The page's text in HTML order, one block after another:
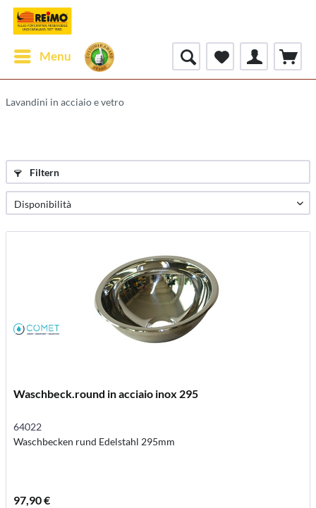
Menu
Lavandini in acciaio e vetro
Filtern
Waschbeck.round in acciaio inox 295
64022
Waschbecken rund Edelstahl 295mm
97,90 €